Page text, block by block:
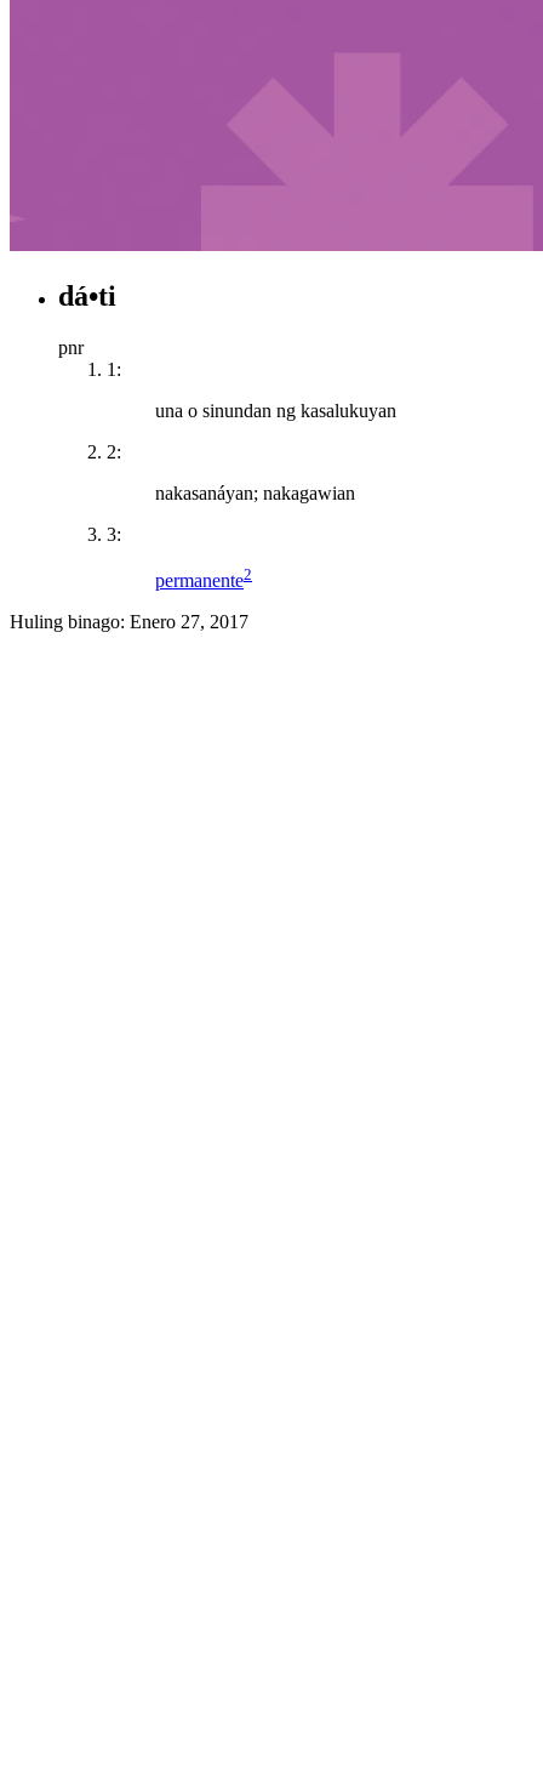
dá•ti
pnr
1:
una o sinundan ng kasalukuyan
2:
nakasanáyan; nakagawian
3:
permanente2
Huling binago: Enero 27, 2017